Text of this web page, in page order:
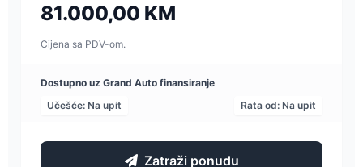
81.000,00 KM
Cijena sa PDV-om.
Dostupno uz Grand Auto finansiranje
Učešće: Na upit
Rata od: Na upit
Zatraži ponudu